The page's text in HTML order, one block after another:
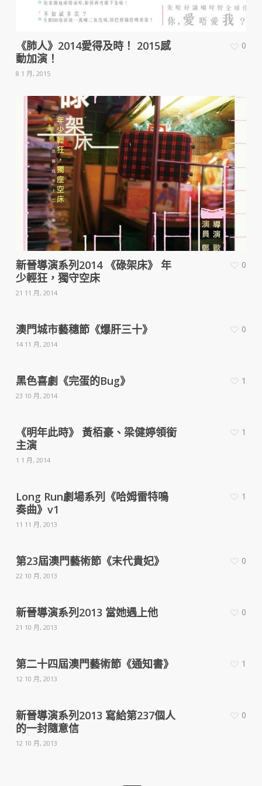
《肺人》2014愛得及時！ 2015感
動加演！
8 1 月, 2015
0
新晉導演系列2014 《碌架床》 年
少輕狂，獨守空床
21 11 月, 2014
0
澳門城市藝穗節《爆肝三十》
14 11 月, 2014
0
黑色喜劇《完蛋的Bug》
23 10 月, 2014
1
《明年此時》 黃栢豪、梁健婷領銜
主演
1 1 月, 2014
1
Long Run劇場系列《哈姆雷特鳴
奏曲》v1
11 11 月, 2013
1
第23屆澳門藝術節《末代貴妃》
22 10 月, 2013
0
新晉導演系列2013 當她遇上他
21 10 月, 2013
0
第二十四屆澳門藝術節《通知書》
12 10 月, 2013
1
新晉導演系列2013 寫給第237個人
的一封隨意信
12 10 月, 2013
0